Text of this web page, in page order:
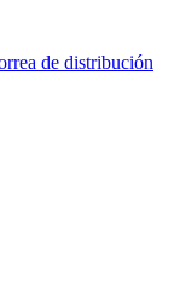
de distribución